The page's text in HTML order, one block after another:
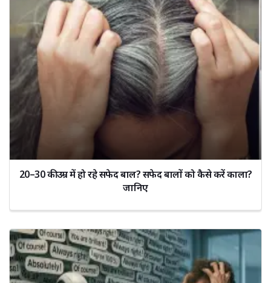
20–30 की उम्र में हो रहे सफेद बाल? सफेद बालों को कैसे करें काला?
जानिए